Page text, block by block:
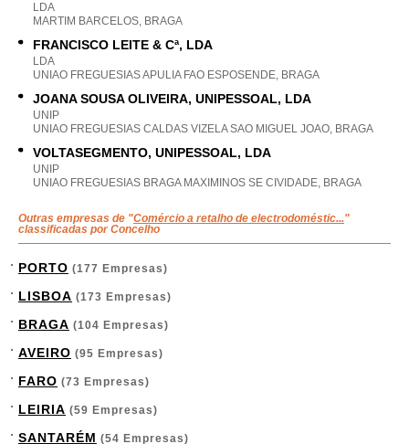
LDA
MARTIM BARCELOS, BRAGA
FRANCISCO LEITE & Cª, LDA
LDA
UNIAO FREGUESIAS APULIA FAO ESPOSENDE, BRAGA
JOANA SOUSA OLIVEIRA, UNIPESSOAL, LDA
UNIP
UNIAO FREGUESIAS CALDAS VIZELA SAO MIGUEL JOAO, BRAGA
VOLTASEGMENTO, UNIPESSOAL, LDA
UNIP
UNIAO FREGUESIAS BRAGA MAXIMINOS SE CIVIDADE, BRAGA
Outras empresas de "Comércio a retalho de electrodoméstic..."
classificadas por Concelho
PORTO (177 Empresas)
LISBOA (173 Empresas)
BRAGA (104 Empresas)
AVEIRO (95 Empresas)
FARO (73 Empresas)
LEIRIA (59 Empresas)
SANTARÉM (54 Empresas)